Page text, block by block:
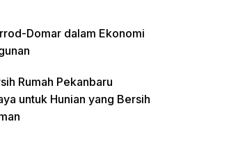
Domar dalam Ekonomi
Rumah Pekanbaru
untuk Hunian yang Bersih